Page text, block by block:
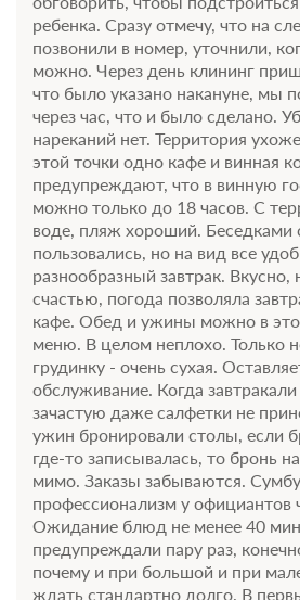
Требуется внесение предоплаты в
после подтверждения
составляет 59800 руб.
59 800
1 гость
Бронирование по запросу
В стоимость входит:
Тариф с завтраком, клубный формат,
"шведский стол"
Бесплатная отмена до 12 августа
оплата не возвращается с 13
Требуется внесение предоплаты в
после подтверждения
составляет 56700 руб.
56 700
Еще 1 тариф
всего 4
ребенка. Сразу отмечу, что на
позвонили в номер, уточнили,
можно. Через день клининг
что было указано накануне, мы
через час, что и было сделано.
нареканий нет. Территория
этой точки одно кафе и винная
предупреждают, что в винную
можно только до 18 часов. С
воде, пляж хороший. Беседками
пользовались, но на вид все
разнообразный завтрак. Вкусно,
счастью, погода позволяла
кафе. Обед и ужины можно в
меню. В целом неплохо. Только
грудинку - очень сухая.
обслуживание. Когда завтракали
зачастую даже салфетки не
ужин бронировали столы, если
где-то записывалась, то бронь
мимо. Заказы забываются.
профессионализм у официантов
Ожидание блюд не менее 40
предупреждали пару раз,
почему и при большой и при
ждать стандартно долго. В